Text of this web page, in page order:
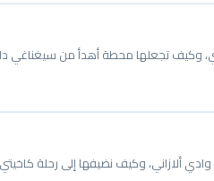
وكيف تجعلها محطة أهدأ من سيغناغي
وادي ألازاني، وكيف نضيفها إلى رحلة